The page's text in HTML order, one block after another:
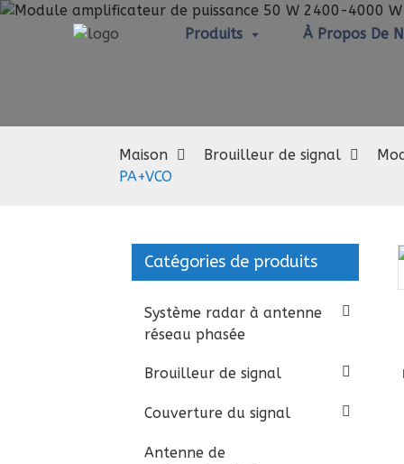
Produits À Propos De
Maison Brouilleur de signal
PA+VCO
Catégories de produits
Système radar à antenne
réseau phasée
Brouilleur de signal
Couverture du signal
Antenne de